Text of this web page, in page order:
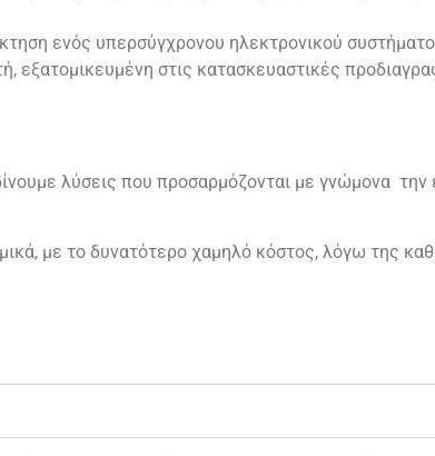
ενός υπερσύγχρονου ηλεκτρονικού
εξατομικευμένη στις κατασκευαστικές
λύσεις που προσαρμόζονται με γνώμονα
με το δυνατότερο χαμηλό κόστος, λόγω της